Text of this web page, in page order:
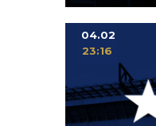
04.02
23:16